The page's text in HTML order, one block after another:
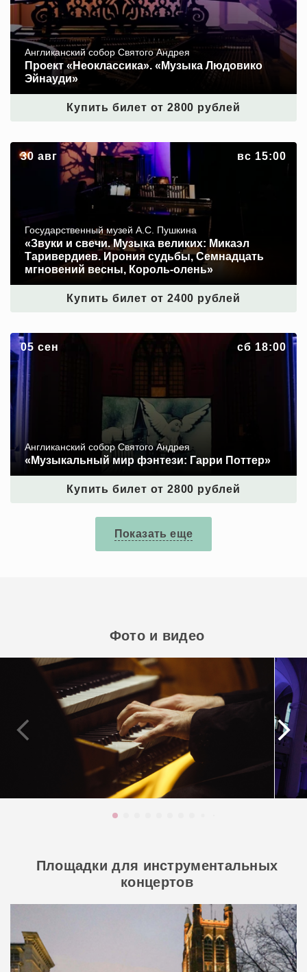
Купить билет от 2800 рублей
Англиканский собор Святого Андрея
Проект «Неоклассика». «Музыка Людовико
Эйнауди»
Купить билет от 2400 рублей
«Звуки и свечи. Музыка великих: Микаэл Таривердиев.
Ирония судьбы, Семнадцать мгновений весны,
Король‑олень»
Государственный музей А.С. Пушкина
«Звуки и свечи. Музыка великих: Микаэл
Таривердиев. Ирония судьбы, Семнадцать
мгновений весны, Король‑олень»
30 авг вс 15:00
Купить билет от 2800 рублей
«Музыкальный мир фэнтези: Гарри Поттер»
Англиканский собор Святого Андрея
«Музыкальный мир фэнтези: Гарри Поттер»
05 сен сб 18:00
Показать еще
Фото и видео
Площадки для инструментальных
концертов
Англиканский собор Святого Андрея